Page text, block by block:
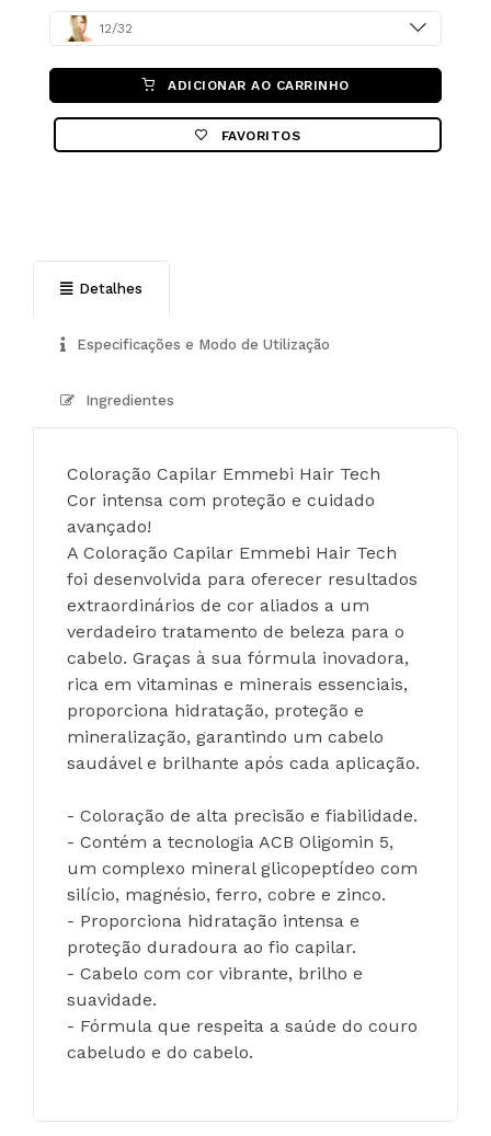
Color 12/32
ADICIONAR AO CARRINHO
FAVORITOS
Detalhes
Especificações e Modo de Utilização
Ingredientes
Coloração Capilar Emmebi Hair Tech
Cor intensa com proteção e cuidado
avançado!
A Coloração Capilar Emmebi Hair Tech
foi desenvolvida para oferecer resultados
extraordinários de cor aliados a um
verdadeiro tratamento de beleza para o
cabelo. Graças à sua fórmula inovadora,
rica em vitaminas e minerais essenciais,
proporciona hidratação, proteção e
mineralização, garantindo um cabelo
saudável e brilhante após cada aplicação.
- Coloração de alta precisão e fiabilidade.
- Contém a tecnologia ACB Oligomin 5,
um complexo mineral glicopeptídeo com
silício, magnésio, ferro, cobre e zinco.
- Proporciona hidratação intensa e
proteção duradoura ao fio capilar.
- Cabelo com cor vibrante, brilho e
suavidade.
- Fórmula que respeita a saúde do couro
cabeludo e do cabelo.